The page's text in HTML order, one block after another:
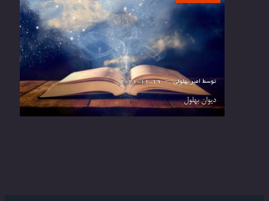
توسط امیر بهلولی 2021-11-19
دیوان بهلول